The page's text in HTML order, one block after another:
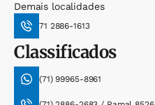
Demais localidades
71 2886-1613
Classificados
(71) 99965-8961